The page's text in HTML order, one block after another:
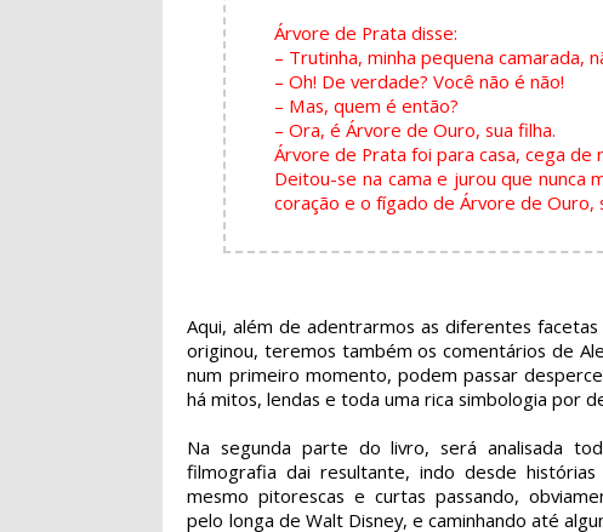
Árvore de Prata disse:
– Trutinha, minha pequena camarada,
– Oh! De verdade? Você não é não!
– Mas, quem é então?
– Ora, é Árvore de Ouro, sua filha.
Árvore de Prata foi para casa, cega de
Deitou-se na cama e jurou que nunca
coração e o fígado de Árvore de Ouro,
Aqui, além de adentrarmos as diferentes
originou, teremos também os comentários de
num primeiro momento, podem passar
há mitos, lendas e toda uma rica simbologia por
Na segunda parte do livro, será analisada
filmografia dai resultante, indo desde histórias
mesmo pitorescas e curtas passando,
pelo longa de Walt Disney, e caminhando até